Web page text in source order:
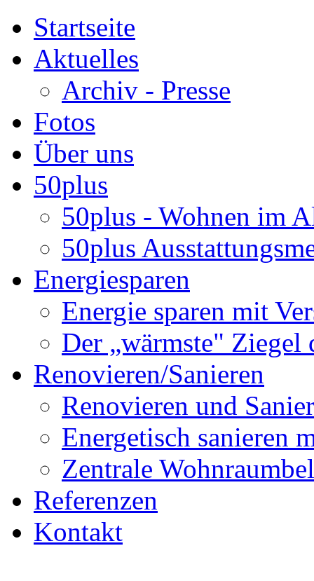
Startseite
Aktuelles
Archiv - Presse
Fotos
Über uns
50plus
50plus - Wohnen im
50plus
Energiesparen
Energie sparen mit
Der „wärmste" Ziegel
Renovieren/Sanieren
Renovieren und
Energetisch sanieren
Zentrale
Referenzen
Kontakt